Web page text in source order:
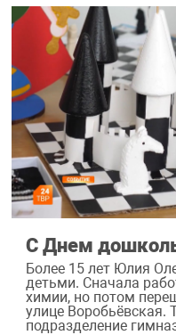
С Днем
Более 15 лет Юлия
детьми. Сначала
химии, но потом
улице Воробьёвская.
подразделение